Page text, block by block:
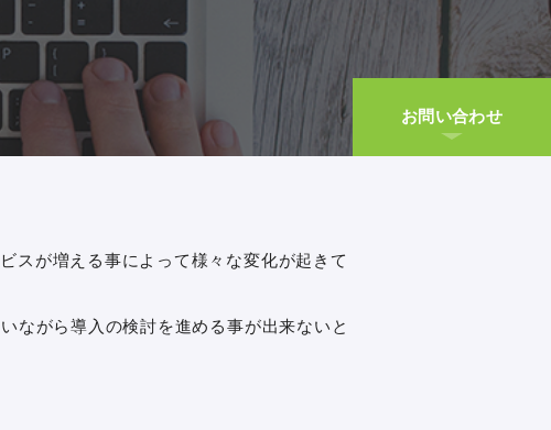
お問い合わせ
スが増える事によって様々な変化が起きて
ながら導入の検討を進める事が出来ないと